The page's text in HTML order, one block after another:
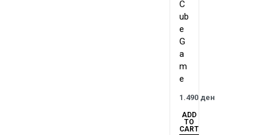
C
ub
e
G
a
m
e
1.490 ден
ADD
TO
CART